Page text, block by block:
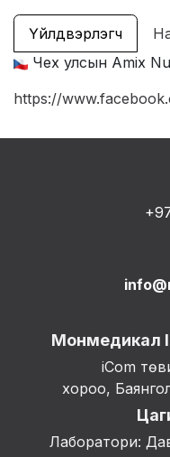
Үйлдвэрлэгч
Чех улсын Amix
https://
Монмедикал
iCom
хороо,
Лаборатори: